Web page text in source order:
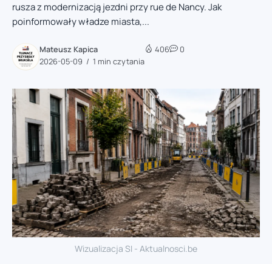
rusza z modernizacją jezdni przy rue de Nancy. Jak
poinformowały władze miasta,...
Mateusz Kapica
2026-05-09
1 min czytania
406 0
Wizualizacja SI - Aktualnosci.be